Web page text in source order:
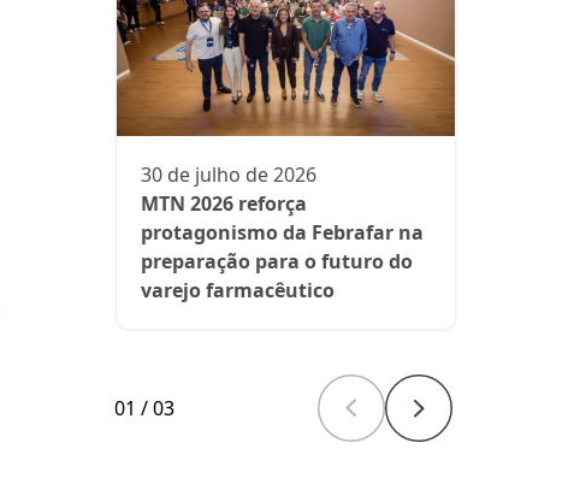
30 de julho de 2026
MTN 2026 reforça
protagonismo da Febrafar na
preparação para o futuro do
varejo farmacêutico
01 /03